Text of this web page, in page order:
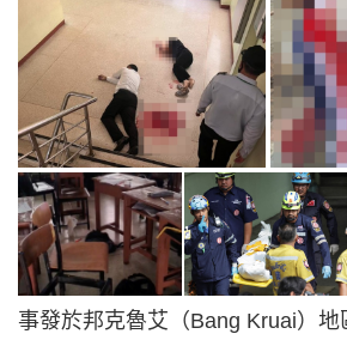
事發於邦克魯艾（Bang Kruai）地